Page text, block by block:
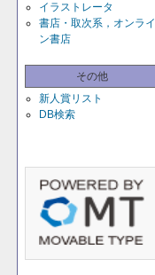
イラストレータ
書店・取次系，オンライ
ン書店
その他
新人賞リスト
DB検索